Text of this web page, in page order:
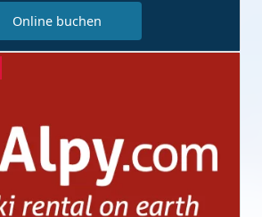
Online buchen